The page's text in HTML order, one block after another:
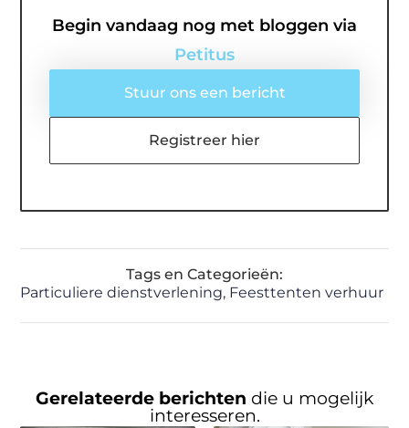
Begin vandaag nog met bloggen via
Petitus
Stuur ons een bericht
Registreer hier
Tags en Categorieën:
Particuliere dienstverlening, Feesttenten verhuur
Gerelateerde berichten die u mogelijk
interesseren.